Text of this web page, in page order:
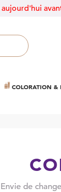
aujourd'hui
COLORATION &
Envie de